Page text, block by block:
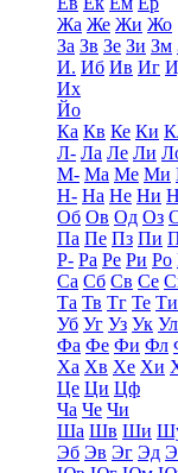
Жа Же Жи Жо
За Зв Зе Зи Зм
И. Иб Ив Иг
Их
Йо
Ка Кв Ке Ки
Л- Ла Ле Ли
М- Ма Ме Ми
Н- На Не Ни
Об Ов Од Оз
Па Пе Пз Пи
Р- Ра Ре Ри Ро
Са Сб Св Се
Та Тв Тг Те Ти
Уб Уг Уз Ук Ул
Фа Фе Фи Фл
Ха Хв Хе Хи
Це Ци Цф
Ча Че Чи
Ша Шв Ши
Эб Эв Эг Эд